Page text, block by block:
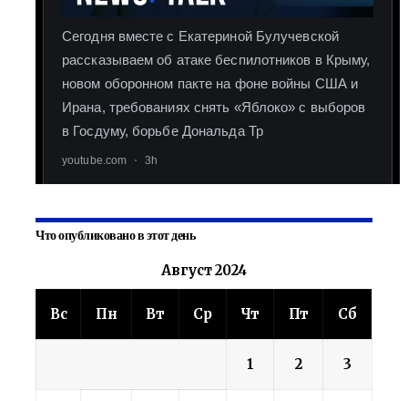
Что опубликовано в этот день
Август 2024
Вс Пн Вт Ср Чт Пт Сб
1 2 3